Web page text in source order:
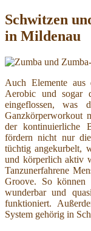
Schwitzen
in Mildenau
Auch Elemente
Aerobic und sogar
eingeflossen, was
Ganzkörperworkout
der kontinuierliche
fördern nicht nur
tüchtig angekurbelt,
und körperlich aktiv
Tanzunerfahrene
Groove. So
wunderbar und
funktioniert.
System gehörig in